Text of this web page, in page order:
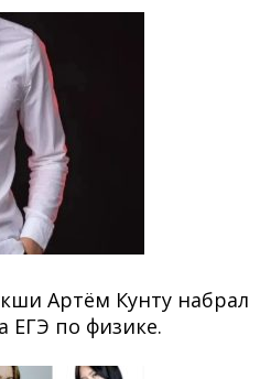
Артём Кунту набрал
ЕГЭ по физике.